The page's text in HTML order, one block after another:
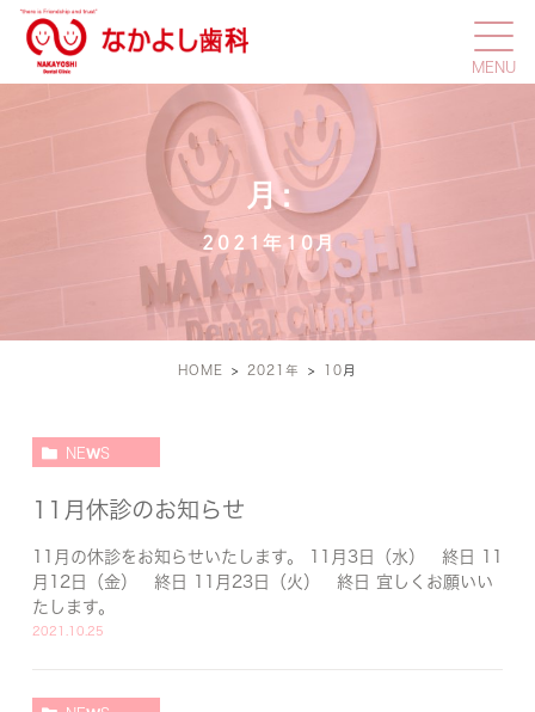
月:
2021年10月
HOME 2021年 10 月
NEWS
11月休診のお知らせ
11月の休診をお知らせいたします。 11月3日（水） 終日 11
月12日（金） 終日 11月23日（火） 終日 宜しくお願いい
たします。
2021.10.25